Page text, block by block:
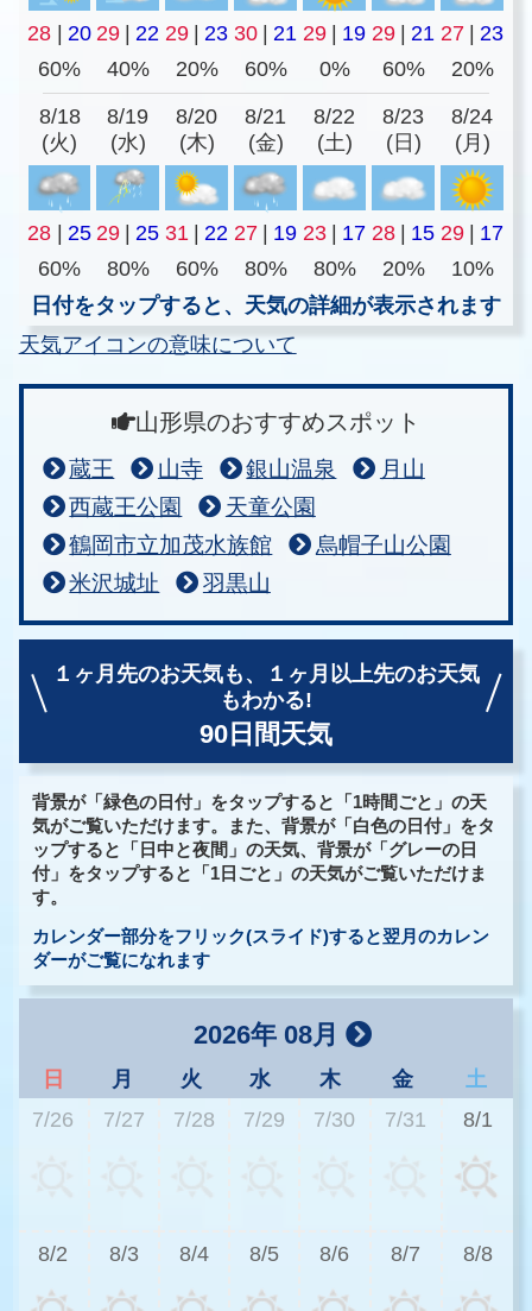
28 20 29 22 29 23 30 21 29 19 29 21 27
23
60%
40% 20% 60% 0% 60% 20%
8/18
(火)
8/19
(水)
8/20
(木)
8/21
(金)
8/22
(土)
8/23
(日)
8/24
(月)
28 25 29 25 31 22 27 19 23 17 28 15 29
17
60%
80% 60% 80% 80% 20%
10%
日付をタップすると、天気の詳細が表示されます
天気アイコンの意味について
山形県のおすすめスポット
蔵王 山寺 銀山温泉
月山
西蔵王公園
天童公園
鶴岡市立加茂水族館
烏帽子山公園
米沢城址
羽黒山
１ヶ月先のお天気も、
１ヶ月以上先のお天気
もわかる!
90日間天気
背景が「緑色の日付」をタップすると「1時間ごと」の天
気がご覧いただけます。また、背景が「白色の日付」をタ
ップすると「日中と夜間」の天気、背景が「グレーの日
付」をタップすると「1日ごと」の天気がご覧いただけま
す。
カレンダー部分をフリック(スライド)すると翌月のカレン
ダーがご覧になれます
2026年 08月
日 月 火 水 木 金
土
7/26
7/27 7/28 7/29 7/30 7/31 8/1
8/2 8/3 8/4 8/5 8/6 8/7 8/8